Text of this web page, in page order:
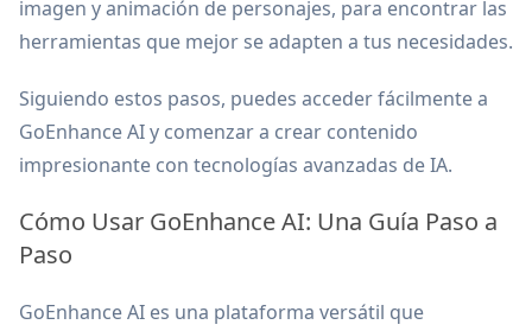
imagen y animación de personajes, para encontrar las
herramientas que mejor se adapten a tus necesidades.
Siguiendo estos pasos, puedes acceder fácilmente a
GoEnhance AI y comenzar a crear contenido
impresionante con tecnologías avanzadas de IA.
Cómo Usar GoEnhance AI: Una Guía Paso a
Paso
GoEnhance AI es una plataforma versátil que